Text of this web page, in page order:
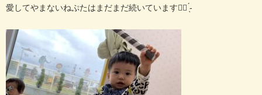
愛してやまないねぷたはまだまだ続いています👌🏻 ̖́-‬